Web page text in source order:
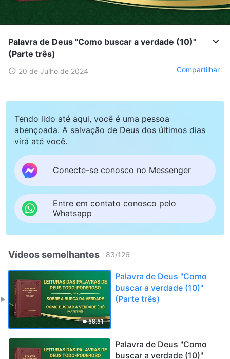
Palavra de Deus "Como buscar a verdade (10)"
(Parte três)
20 de Julho de 2024 Compartilhar
Tendo lido até aqui, você é uma pessoa
abençoada. A salvação de Deus dos últimos dias
virá até você.
Conecte-se conosco no Messenger
Entre em contato conosco pelo
Whatsapp
Vídeos semelhantes 83/126
58:51
Palavra de Deus "Como
buscar a verdade (10)"
(Parte três)
Palavra de Deus "Como
buscar a verdade (10)"